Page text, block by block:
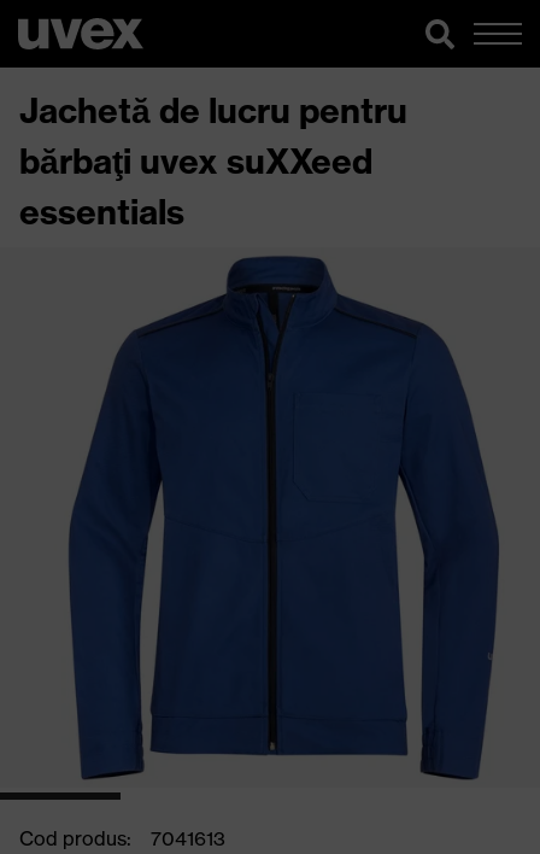
Jachetă de lucru pentru
bărbaţi uvex suXXeed
essentials
Cod produs:
7041613